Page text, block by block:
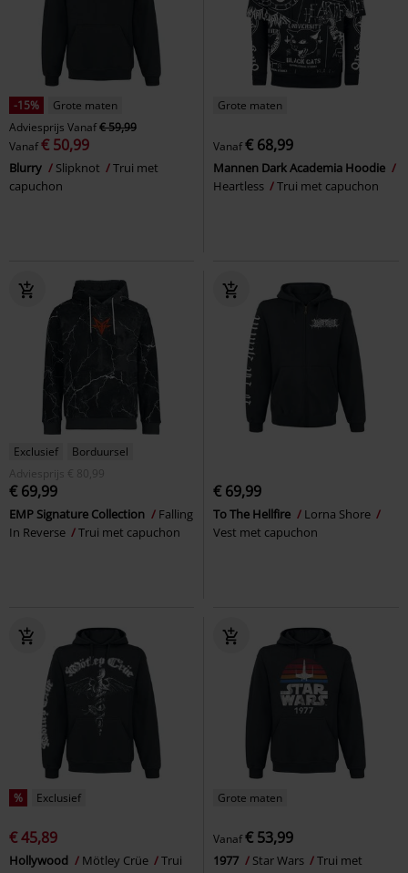
-15%
Grote maten
Adviesprijs Vanaf€ 59,99
Vanaf€ 50,99
Blurry Slipknot
Trui met
capuchon
Grote maten
Vanaf€ 68,99
Mannen Dark Academia Hoodie
Heartless
Trui met capuchon
Exclusief
Borduursel
Adviesprijs
€ 80,99
€ 69,99
EMP Signature Collection
Falling
In Reverse
Trui met capuchon
€ 69,99
To The Hellfire
Lorna Shore
Vest met capuchon
% Exclusief
€ 45,89
Hollywood Mötley Crüe
Trui
Grote maten
Vanaf€ 53,99
1977 Star Wars
Trui met